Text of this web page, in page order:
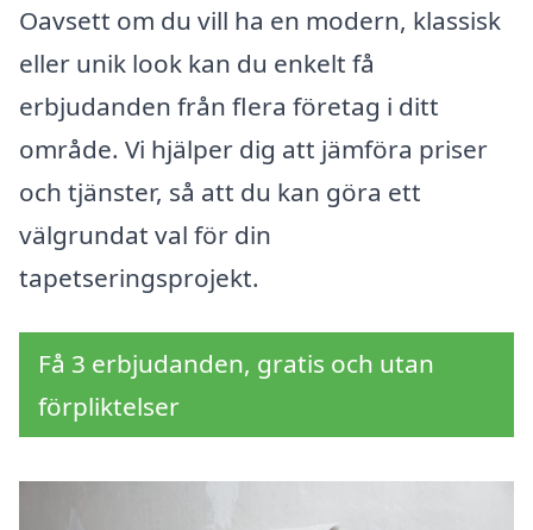
Oavsett om du vill ha en modern, klassisk
eller unik look kan du enkelt få
erbjudanden från flera företag i ditt
område. Vi hjälper dig att jämföra priser
och tjänster, så att du kan göra ett
välgrundat val för din
tapetseringsprojekt.
Få 3 erbjudanden, gratis och utan
förpliktelser